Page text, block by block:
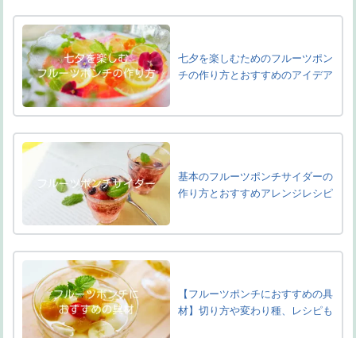
七夕を楽しむためのフルーツポン
チの作り方とおすすめのアイデア
基本のフルーツポンチサイダーの
作り方とおすすめアレンジレシピ
【フルーツポンチにおすすめの具
材】切り方や変わり種、レシピも